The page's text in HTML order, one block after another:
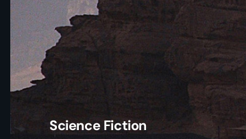
Science Fiction